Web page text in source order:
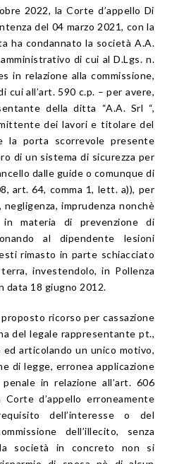
2022, la Corte d’appello Di
del 04 marzo 2021, con la
ha condannato la società A.A.
di cui al D.Lgs. n.
in relazione alla commissione,
cui all’art. 590 c.p. – per avere,
della ditta “A.A. Srl “,
dei lavori e titolare del
la porta scorrevole presente
di un sistema di sicurezza per
dalle guide o comunque di
art. 64, comma 1, lett. a)), per
imprudenza nonchè
in materia di prevenzione di
al dipendente lesioni
rimasto in parte schiacciato
investendolo, in Pollenza
data 18 giugno 2012.
ricorso per cassazione
del legale rappresentante pt.,
ed articolando un unico motivo,
di legge, erronea applicazione
in relazione all’art. 606
d’appello erroneamente
dell’interesse o del
dell’illecito, senza
società in concreto non si